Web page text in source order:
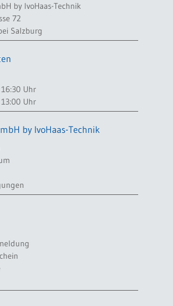
by IvoHaas-Technik
72
Salzburg
Uhr
Uhr
by IvoHaas-Technik